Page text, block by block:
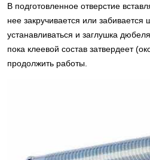
В подготовленное отверстие
нее закручивается или
устанавливаться и заглушка
пока клеевой состав затвердеет
продолжить работы.